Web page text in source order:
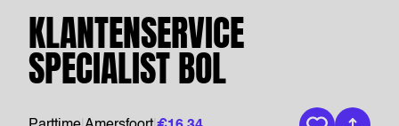
KLANTENSERVICE
SPECIALIST BOL